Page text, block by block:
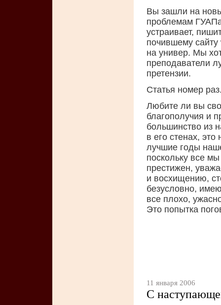
Вы зашли на
проблемам
устраивает,
почившему
на универ. Мы
преподаватели
претензии.
Статья номер
Любите ли вы
благополучия и
большинство из
в его стенах,
лучшие годы
поскольку все
престижен,
и восхищению,
безусловно,
все плохо,
Это попытка
11 января 2006
С